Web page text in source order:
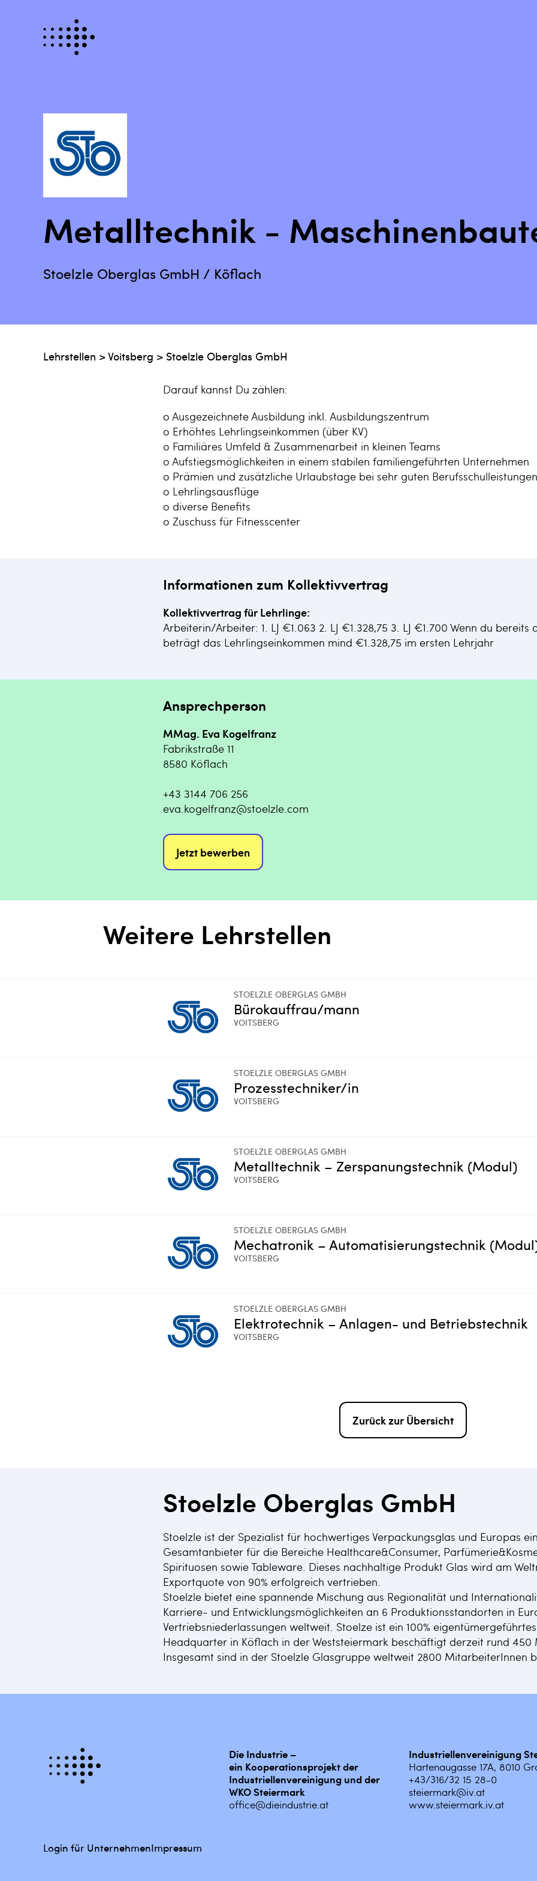
Metalltechnik -
Stoelzle Oberglas GmbH / Köflach
Lehrstellen >Voitsberg > Stoelzle Oberglas GmbH
Darauf kannst Du zählen:
o Ausgezeichnete Ausbildung inkl. Ausbildungszentrum
o Erhöhtes Lehrlingseinkommen (über KV)
o Familiäres Umfeld & Zusammenarbeit in kleinen Teams
o Aufstiegsmöglichkeiten in einem stabilen familiengeführten Unternehmen
o Prämien und zusätzliche Urlaubstage bei sehr guten Berufsschulleistungen
o Lehrlingsausflüge
o diverse Benefits
o Zuschuss für Fitnesscenter
Informationen zum Kollektivvertrag
Kollektivvertrag für Lehrlinge:
Arbeiterin/Arbeiter: 1. LJ €1.063 2. LJ €1.328,75 3. LJ €1.700 Wenn du
beträgt das Lehrlingseinkommen mind €1.328,75 im ersten Lehrjahr
Ansprechperson
MMag. Eva Kogelfranz
Fabrikstraße 11
8580 Köflach
+43 3144 706 256
eva.kogelfranz@stoelzle.com
Jetzt bewerben
Weitere Lehrstellen
STOELZLE OBERGLAS GMBH
Bürokauffrau/mann
VOITSBERG
STOELZLE OBERGLAS GMBH
Prozesstechniker/in
VOITSBERG
STOELZLE OBERGLAS GMBH
Metalltechnik – Zerspanungstechnik (Modul)
VOITSBERG
STOELZLE OBERGLAS GMBH
Mechatronik – Automatisierungstechnik
VOITSBERG
STOELZLE OBERGLAS GMBH
Elektrotechnik – Anlagen- und Betriebstechnik
VOITSBERG
Zurück zur Übersicht
Stoelzle Oberglas GmbH
Stoelzle ist der Spezialist für hochwertiges Verpackungsglas und Europas
Gesamtanbieter für die Bereiche Healthcare&Consumer,
Spirituosen sowie Tableware. Dieses nachhaltige Produkt Glas wird am
Exportquote von 90% erfolgreich vertrieben.
Stoelzle bietet eine spannende Mischung aus Regionalität und
Karriere- und Entwicklungsmöglichkeiten an 6 Produktionsstandorten in
Vertriebsniederlassungen weltweit. Stoelze ist ein 100%
Headquarter in Köflach in der Weststeiermark beschäftigt derzeit rund
Insgesamt sind in der Stoelzle Glasgruppe weltweit 2800 MitarbeiterInnen
Die Industrie –
ein Kooperationsprojekt der
Industriellenvereinigung und der
WKO Steiermark
office@dieindustrie.at
Industriellenvereinigung
Hartenaugasse 17A, 8010
+43/316/32 15 28-0
steiermark@iv.at
www.steiermark.iv.at
Login für UnternehmenImpressum